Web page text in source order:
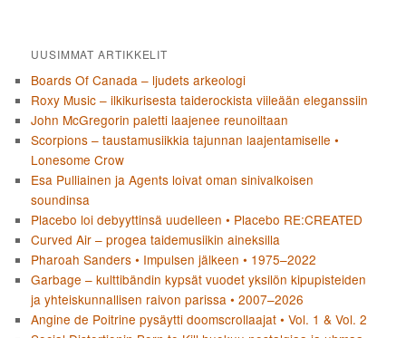
UUSIMMAT ARTIKKELIT
Boards Of Canada – ljudets arkeologi
Roxy Music – ilkikurisesta taiderockista viileään eleganssiin
John McGregorin paletti laajenee reunoiltaan
Scorpions – taustamusiikkia tajunnan laajentamiselle •
Lonesome Crow
Esa Pulliainen ja Agents loivat oman sinivalkoisen
soundinsa
Placebo loi debyyttinsä uudelleen • Placebo RE:CREATED
Curved Air – progea taidemusiikin aineksilla
Pharoah Sanders • Impulsen jälkeen • 1975–2022
Garbage – kulttibändin kypsät vuodet yksilön kipupisteiden
ja yhteiskunnallisen raivon parissa • 2007–2026
Angine de Poitrine pysäytti doomscrollaajat • Vol. 1 & Vol. 2